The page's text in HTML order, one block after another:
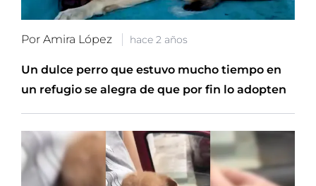
Por Amira López hace 2 años
Un dulce perro que estuvo mucho tiempo en
un refugio se alegra de que por fin lo adopten